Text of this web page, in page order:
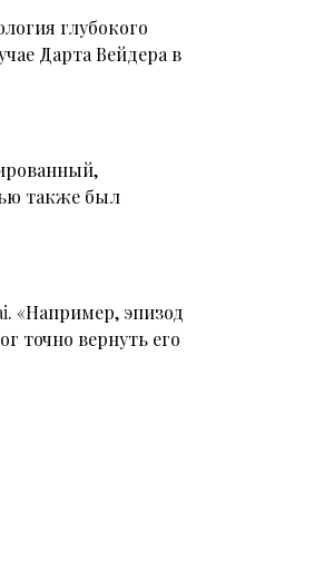
глубокого
Дарта Вейдера в
также был
. «Например, эпизод
точно вернуть его